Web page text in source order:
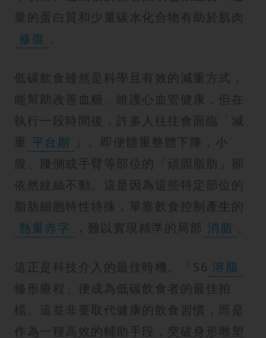
量的蛋白質和少量碳水化合物有助於肌肉
修復
低碳飲食雖然是科學且有效的減重方式，
能幫助改善血糖、維護心血管健康，但在
執行一段時間後，許多人往往會面臨「減
重 平台期
」。即便體重整體下降，小
腹、腰側或手臂等部位的「頑固脂肪」卻
依然紋絲不動。這是因為這些特定部位的
脂肪細胞特性特殊，單靠飲食控制產生的
熱量赤字
，難以實現精準的局部 消脂
這正是科技介入的最佳時機。「S6 溶脂
修形療程」便成為低碳飲食者的最佳拍
檔。這並非要取代健康的飲食習慣，而是
作為一種高效的輔助手段，突破身形雕塑